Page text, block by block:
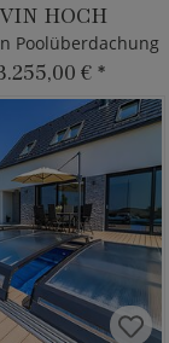
HOCH
Poolüberdachung
€ *